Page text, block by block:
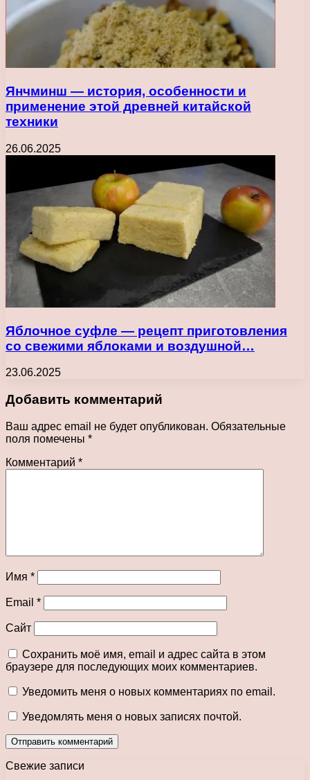
Янчминш — история, особенности и
применение этой древней китайской
техники
26.06.2025
Яблочное суфле — рецепт приготовления
со свежими яблоками и воздушной…
23.06.2025
Добавить комментарий
Ваш адрес email не будет опубликован. Обязательные
поля помечены *
Комментарий *
Имя *
Email *
Сайт
Сохранить моё имя, email и адрес сайта в этом
браузере для последующих моих комментариев.
Уведомить меня о новых комментариях по email.
Уведомлять меня о новых записях почтой.
Свежие записи